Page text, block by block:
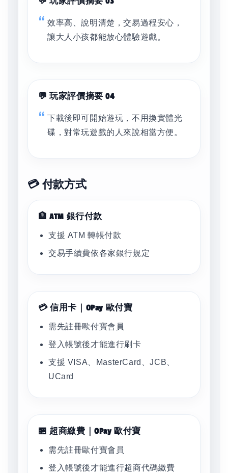
效率高、說明清楚，交易過程安心，
讓大人小孩都能放心體驗遊戲。
💬 玩家評價摘要 04
下載後即可開始遊玩，不用換實體光
碟，對常玩遊戲的人來說相當方便。
💳 付款方式
🏦 ATM 銀行付款
支援 ATM 轉帳付款
交易手續費依各家銀行規定
💳 信用卡｜OPay 歐付寶
需先註冊歐付寶會員
登入帳號後才能進行刷卡
支援 VISA、MasterCard、JCB、
UCard
🏪 超商繳費｜OPay 歐付寶
需先註冊歐付寶會員
登入帳號後才能進行超商代碼繳費